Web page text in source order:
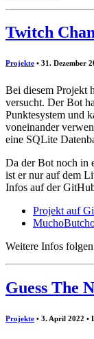
Twitch
Projekte • 31. Dezember
Bei diesem Projekt
versucht. Der Bot
Punktesystem und
voneinander
eine SQLite
Da der Bot noch in
ist er nur auf dem
Infos auf der
Projekt auf
Weitere Infos
Guess The
Projekte • 3. April 2022 •